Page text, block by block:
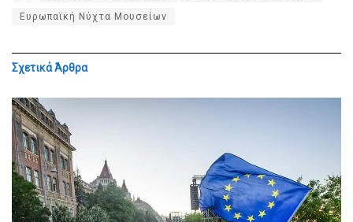
Ευρωπαϊκή Νύχτα Μουσείων
ΣχετικάΆρθρα